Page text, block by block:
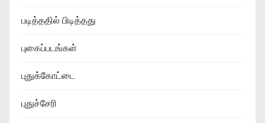
படித்ததில் பிடித்தது
புகைப்படங்கள்
புதுக்கோட்டை
புதுச்சேரி